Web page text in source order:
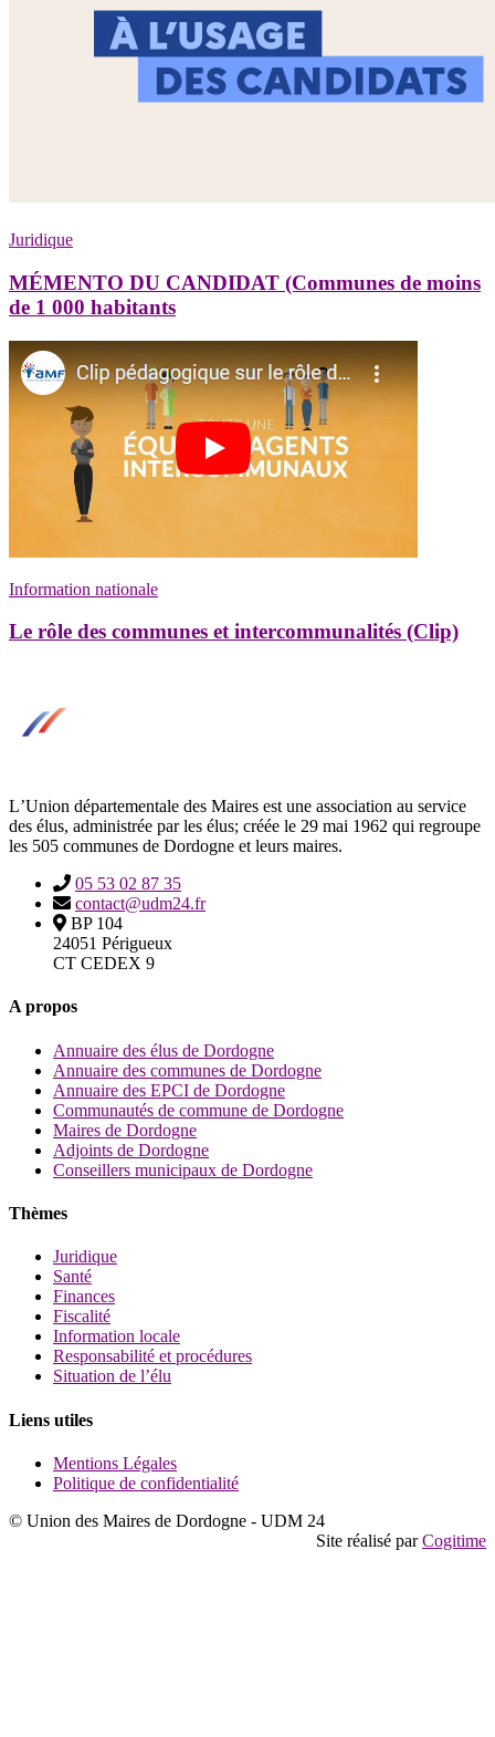
Juridique
MÉMENTO DU CANDIDAT (Communes de moins
de 1 000 habitants
Information nationale
Le rôle des communes et intercommunalités (Clip)
LʼUnion départementale des Maires est une association au service
des élus, administrée par les élus; créée le 29 mai 1962 qui regroupe
les 505 communes de Dordogne et leurs maires.
05 53 02 87 35
contact@udm24.fr
BP 104
24051 Périgueux
CT CEDEX 9
A propos
Annuaire des élus de Dordogne
Annuaire des communes de Dordogne
Annuaire des EPCI de Dordogne
Communautés de commune de Dordogne
Maires de Dordogne
Adjoints de Dordogne
Conseillers municipaux de Dordogne
Thèmes
Juridique
Santé
Finances
Fiscalité
Information locale
Responsabilité et procédures
Situation de l’élu
Liens utiles
Mentions Légales
Politique de confidentialité
© Union des Maires de Dordogne - UDM 24
Site réalisé parCogitime